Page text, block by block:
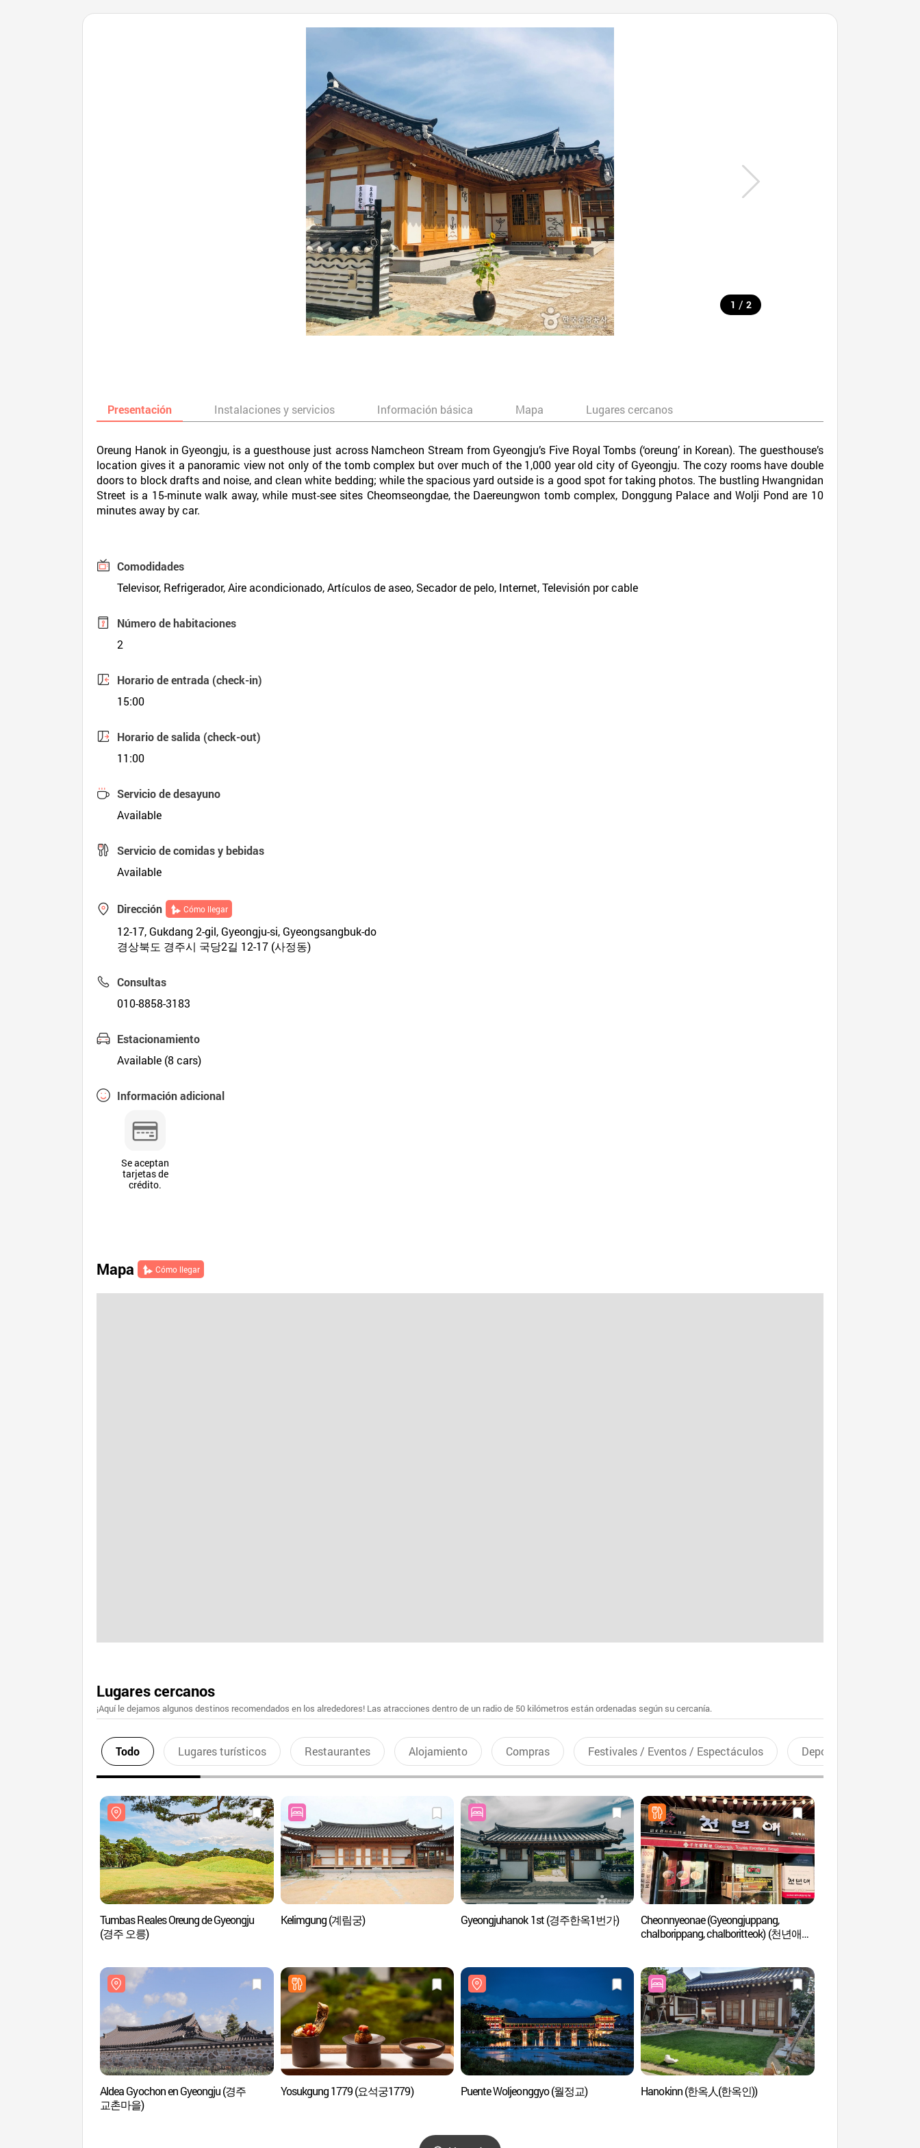
1 / 2
Presentación Instalaciones y servicios Información básica Mapa Lugares cercanos
Oreung Hanok in Gyeongju, is a guesthouse just across Namcheon Stream from Gyeongju’s Five Royal Tombs (‘oreung’ in Korean). The guesthouse’s
location gives it a panoramic view not only of the tomb complex but over much of the 1,000 year old city of Gyeongju. The cozy rooms have double
doors to block drafts and noise, and clean white bedding; while the spacious yard outside is a good spot for taking photos. The bustling Hwangnidan
Street is a 15-minute walk away, while must-see sites Cheomseongdae, the Daereungwon tomb complex, Donggung Palace and Wolji Pond are 10
minutes away by car.
Comodidades
Televisor, Refrigerador, Aire acondicionado, Artículos de aseo, Secador de pelo, Internet, Televisión por cable
Número de habitaciones
2
Horario de entrada (check-in)
15:00
Horario de salida (check-out)
11:00
Servicio de desayuno
Available
Servicio de comidas y bebidas
Available
Dirección Cómo llegar
12-17, Gukdang 2-gil, Gyeongju-si, Gyeongsangbuk-do
경상북도 경주시 국당2길 12-17 (사정동)
Consultas
010-8858-3183
Estacionamiento
Available (8 cars)
Información adicional
Se aceptan
tarjetas de
crédito.
Mapa Cómo llegar
Lugares cercanos
¡Aquí le dejamos algunos destinos recomendados en los alrededores! Las atracciones dentro de un radio de 50 kilómetros están ordenadas según su cercanía.
Todo Lugares turísticos Restaurantes Alojamiento Compras Festivales / Eventos / Espectáculos Deportes recreativos
Tumbas Reales Oreung de Gyeongju
(경주 오릉)
Kelimgung (계림궁) Gyeongjuhanok 1st (경주한옥1번가)
Cheonnyeonae (Gyeongjuppang,
chalborippang, chalboritteok) (천년애
Aldea Gyochon en Gyeongju (경주
교촌마을)
Yosukgung 1779 (요석궁1779) Puente Woljeonggyo (월정교) Hanokinn (한옥人(한옥인))